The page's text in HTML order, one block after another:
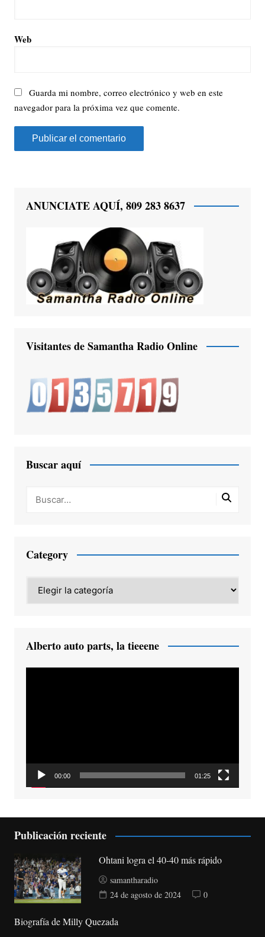
Web
Guarda mi nombre, correo electrónico y web en este
navegador para la próxima vez que comente.
ANUNCIATE AQUÍ, 809 283 8637
Visitantes de Samantha Radio Online
Buscar aquí
Category
Alberto auto parts, la tieeene
00:00 01:25
Publicación reciente
Ohtani logra el 40-40 más rápido
samantharadio
24 de agosto de 2024
0
Biografía de Milly Quezada